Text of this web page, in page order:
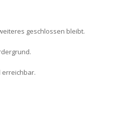
geschlossen bleibt.